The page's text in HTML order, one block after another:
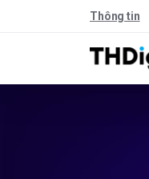
Thông tin